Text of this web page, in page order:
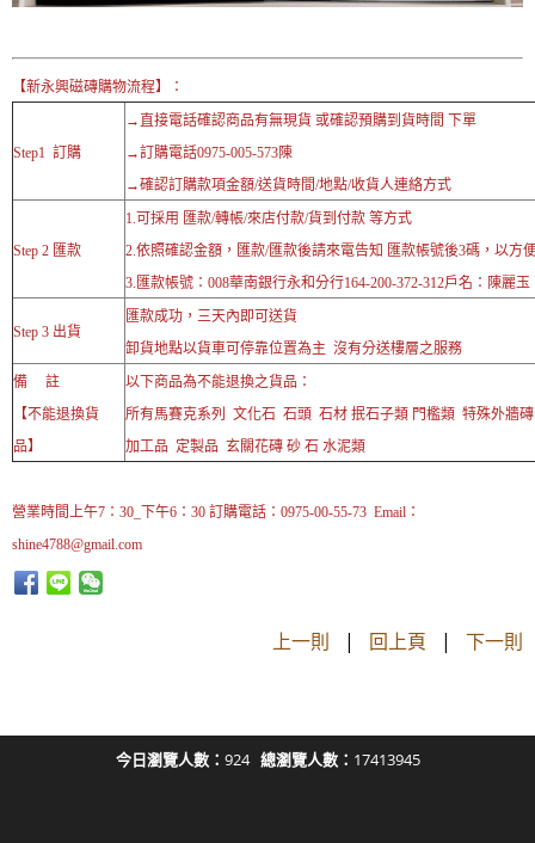
【新永興磁磚購物流程】：
Step1 訂購
→直接電話確認商品有無現貨 或確認預購到貨時間 下單
→訂購電話0975-005-573陳
→確認訂購款項金額/送貨時間/地點/收貨人連絡方式
Step 2 匯款
1.可採用 匯款/轉帳/來店付款/貨到付款 等方式
2.依照確認金額，匯款/匯款後請來電告知 匯款帳號後3碼，以方
3.匯款帳號：008華南銀行永和分行164-200-372-312戶名：陳麗玉
Step 3 出貨
匯款成功，三天內即可送貨
卸貨地點以貨車可停靠位置為主 沒有分送樓層之服務
備 註
【不能退換貨
品】
以下商品為不能退換之貨品：
所有馬賽克系列 文化石 石頭 石材 抿石子類 門檻類 特殊外牆
加工品 定製品 玄關花磚 砂 石 水泥類
營業時間上午7：30_下午6：30 訂購電話：0975-00-55-73 Email：
shine4788@gmail.com
上一則 | 回上頁 | 下一則
今日瀏覽人數： 924 總瀏覽人數： 17413945